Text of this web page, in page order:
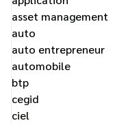
asset management
auto
auto entrepreneur
automobile
btp
cegid
ciel